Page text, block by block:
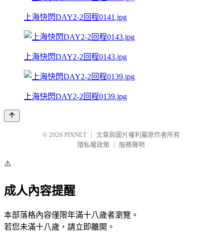
上海快閃DAY2-2回程0141.jpg
上海快閃DAY2-2回程0143.jpg
上海快閃DAY2-2回程0139.jpg
© 2026 PIXNET
文章與圖片權利屬原作者所有
隱私權政策
服務聲明
⚠️
成人內容提醒
本部落格內容僅限年滿十八歲者瀏覽。
若您未滿十八歲，請立即離開。